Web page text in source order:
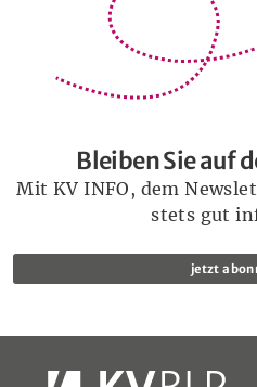
Bleiben Sie auf
Mit KV INFO, dem
stets gut
jetzt